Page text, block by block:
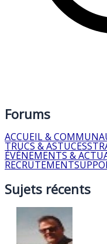
Forums
ACCUEIL &
TRUCS & ASTUCES
ÉVÉNEMENTS &
RECRUTEMENT
Sujets récents